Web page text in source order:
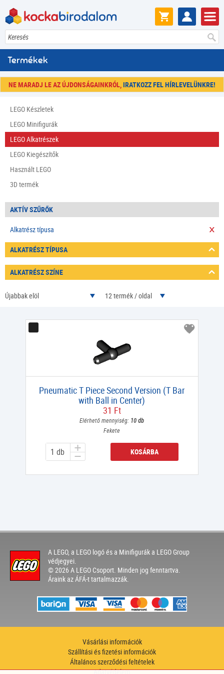
Keresés
Termékek
NE MARADJ LE AZ ÚJDONSÁGAINKRÓL, IRATKOZZ FEL HÍRLEVELÜNKRE!
LEGO Készletek
LEGO Minifigurák
LEGO Alkatrészek
LEGO Kiegészítők
Használt LEGO
3D termék
AKTÍV SZŰRŐK
Alkatrész típusa
ALKATRÉSZ TÍPUSA
ALKATRÉSZ SZÍNE
Újabbak elöl 12 termék / oldal
Pneumatic T Piece Second Version (T Bar
with Ball in Center)
31 Ft
Elérhető mennyiség: 10 db
Fekete
KOSÁRBA
A LEGO, a LEGO logó és a Minifigurák a LEGO Group
védjegyei.
© 2026 A LEGO Csoport. Minden jog fenntartva.
Áraink az ÁFÁ-t tartalmazzák.
Vásárlási információk
Szállítási és fizetési információk
Általános szerződési feltételek
Adatvédelem